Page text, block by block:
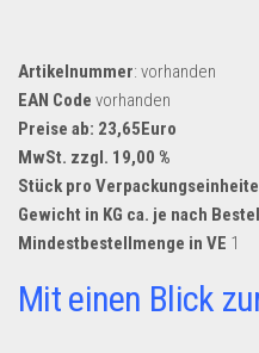
Artikelnummer: vorhanden
EAN Code vorhanden
Preise ab: 23,65Euro
MwSt. zzgl. 19,00 %
Stück pro
Gewicht in KG ca. je nach
Mindestbestellmenge in VE 1
Mit einen Blick